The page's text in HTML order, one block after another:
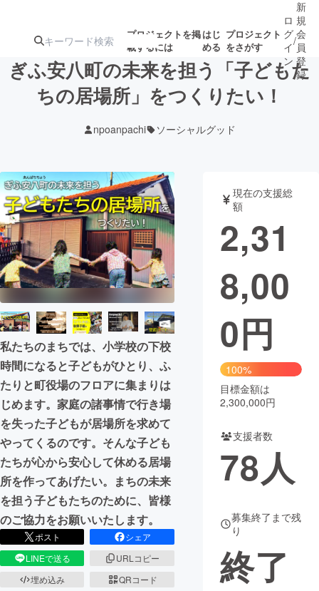
プロジェクトを掲
載するには
はじ
める
プロジェクト
をさがす
ターン
ジェクト
ロジェクト
アート・写真 音楽
テクノロジー・ガジェット ゲーム・サ
映像・映画
ビジネス・起業
まちづくり・地域活性化
CAMPFIRE for Social Good
CAMPFIRE Creation
CAMPFIREふるさと納税machi-ya コミュニティ
ロ
グ
イ
ン
/
新
規
会
員
登
録
ぎふ安八町の未来を担う「子どもた
ちの居場所」をつくりたい！
npoanpachi ソーシャルグッド
私たちのまちでは、小学校の下校
時間になると子どもがひとり、ふ
たりと町役場のフロアに集まりは
じめます。家庭の諸事情で行き場
を失った子どもが居場所を求めて
やってくるのです。そんな子ども
たちが心から安心して休める居場
所を作ってあげたい。まちの未来
を担う子どもたちのために、皆様
のご協力をお願いいたします。
ポスト
シェア
LINEで送る
URLコピー
埋め込み
QRコード
現在の支援総
額
2,31
8,00
0円
100%
目標金額は
2,300,000円
支援者数
78人
募集終了まで残
り
終了